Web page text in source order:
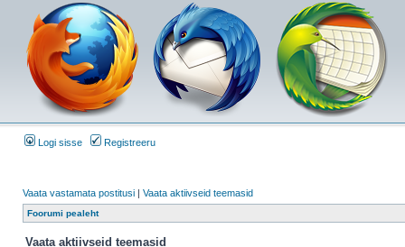
Logi sisse Registreeru
Vaata vastamata postitusi | Vaata aktiivseid teemasid
Foorumi pealeht
Vaata aktiivseid teemasid